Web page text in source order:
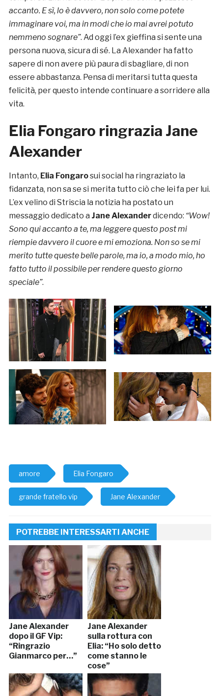
accanto. E sì, lo è davvero, non solo come potete
immaginare voi, ma in modi che io mai avrei potuto
nemmeno sognare”. Ad oggi l’ex gieffina si sente una
persona nuova, sicura di sé. La Alexander ha fatto
sapere di non avere più paura di sbagliare, di non
essere abbastanza. Pensa di meritarsi tutta questa
felicità, per questo intende continuare a sorridere alla
vita.
Elia Fongaro ringrazia Jane
Alexander
Intanto, Elia Fongarosui social ha ringraziato la
fidanzata, non sa se si merita tutto ciò che lei fa per lui.
L’ex velino di Striscia la notizia ha postato un
messaggio dedicato a Jane Alexanderdicendo: “Wow!
Sono qui accanto a te, ma leggere questo post mi
riempie davvero il cuore e mi emoziona. Non so se mi
merito tutte queste belle parole, ma io, a modo mio, ho
fatto tutto il possibile per rendere questo giorno
speciale”.
amore Elia Fongaro
grande fratello vip Jane Alexander
POTREBBE INTERESSARTI ANCHE
Jane Alexander
dopo il GF Vip:
“Ringrazio
Gianmarco per…”
Jane Alexander
sulla rottura con
Elia: “Ho solo detto
come stanno le
cose”